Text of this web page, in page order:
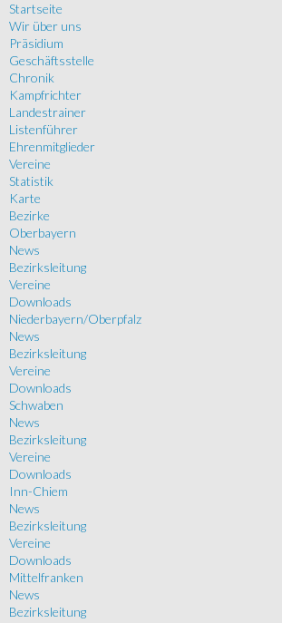
Startseite
Wir über uns
Präsidium
Geschäftsstelle
Chronik
Kampfrichter
Landestrainer
Listenführer
Ehrenmitglieder
Vereine
Statistik
Karte
Bezirke
Oberbayern
News
Bezirksleitung
Vereine
Downloads
Niederbayern/Oberpfalz
News
Bezirksleitung
Vereine
Downloads
Schwaben
News
Bezirksleitung
Vereine
Downloads
Inn-Chiem
News
Bezirksleitung
Vereine
Downloads
Mittelfranken
News
Bezirksleitung